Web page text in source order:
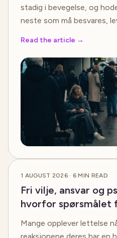
stadig i bevegelse, og
neste som må besvares,
Read the article →
1 AUGUST 2026· 6 MIN READ
Fri vilje, ansvar og
hvorfor spørsmålet
Mange opplever lettelse